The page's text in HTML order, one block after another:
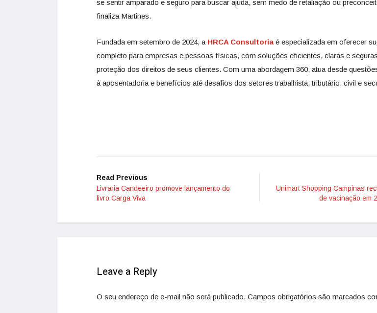
se sentir amparado e seguro para buscar ajuda, sem medo de retaliação ou
finaliza Martines.
Fundada em setembro de 2024, a HRCA Consultoria é especializada em oferecer
completo para empresas e pessoas físicas, com soluções eficientes, claras e
proteção dos direitos de seus clientes. Com uma abordagem 360, atua desde
à aposentadoria e benefícios até desafios dos setores trabalhista, tributário, civil e
Read Previous
Livraria Candeeiro promove lançamento do
livro Carga Viva
Unimart Shopping Campinas
de vacinação em
Leave a Reply
O seu endereço de e-mail não será publicado. Campos obrigatórios são marcados